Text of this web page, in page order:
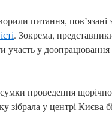
питання, пов’язані
. Зокрема,
участь у
проведення
зібрала у центрі Києва